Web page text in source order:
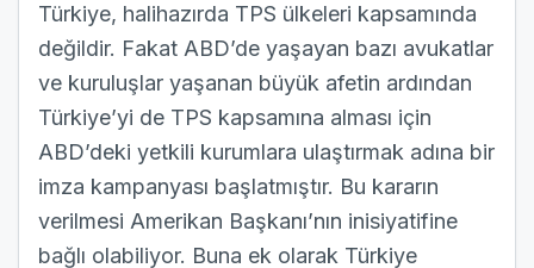
Türkiye, halihazırda TPS ülkeleri kapsamında
değildir. Fakat ABD’de yaşayan bazı avukatlar
ve kuruluşlar yaşanan büyük afetin ardından
Türkiye’yi de TPS kapsamına alması için
ABD’deki yetkili kurumlara ulaştırmak adına bir
imza kampanyası başlatmıştır. Bu kararın
verilmesi Amerikan Başkanı’nın inisiyatifine
bağlı olabiliyor. Buna ek olarak Türkiye